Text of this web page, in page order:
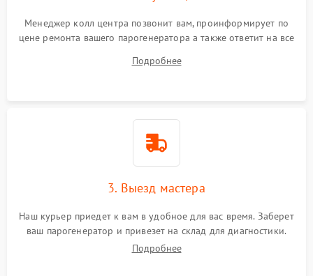
Менеджер колл центра позвонит вам, проинформирует по
цене ремонта вашего парогенератора а также ответит на все
Подробнее
3. Выезд мастера
Наш курьер приедет к вам в удобное для вас время. Заберет
ваш парогенератор и привезет на склад для диагностики.
Подробнее